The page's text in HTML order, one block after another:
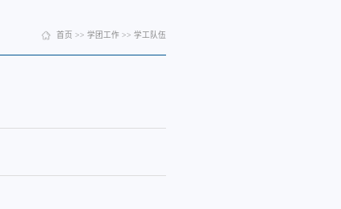
首页 >> 学团工作>> 学工队伍